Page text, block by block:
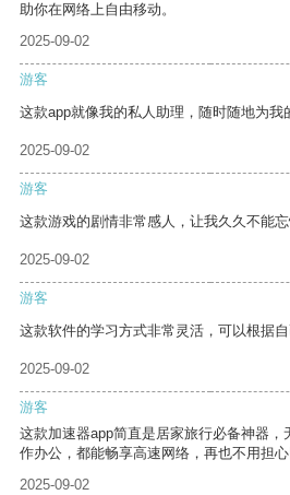
助你在网络上自由移动。
2025-09-02
游客
这款app就像我的私人助理，随时随地为我
2025-09-02
游客
这款游戏的剧情非常感人，让我久久不能忘
2025-09-02
游客
这款软件的学习方式非常灵活，可以根据自
2025-09-02
游客
这款加速器app简直是居家旅行必备神器
作办公，都能畅享高速网络，再也不用担心
2025-09-02